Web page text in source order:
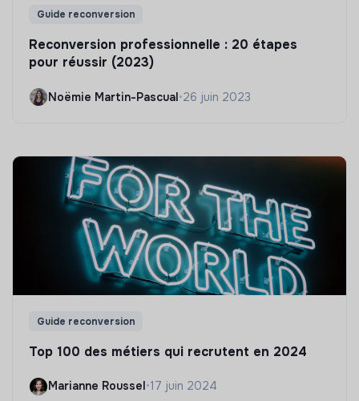
Guide reconversion
Reconversion professionnelle : 20 étapes
pour réussir (2023)
Noëmie Martin-Pascual•26 juin 2023
Guide reconversion
Top 100 des métiers qui recrutent en 2024
Marianne Roussel•17 juin 2024